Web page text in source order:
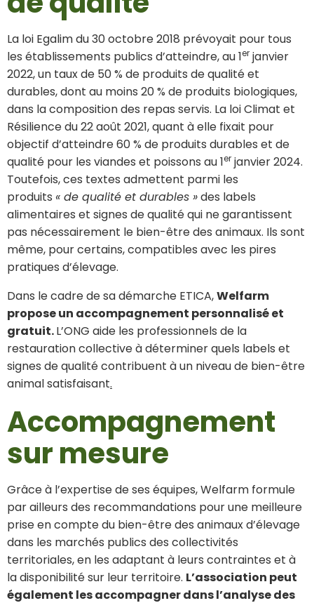
La loi Egalim du 30 octobre 2018 prévoyait pour tous
les établissements publics d’atteindre, au 1er janvier
2022, un taux de 50 % de produits de qualité et
durables, dont au moins 20 % de produits biologiques,
dans la composition des repas servis. La loi Climat et
Résilience du 22 août 2021, quant à elle fixait pour
objectif d’atteindre 60 % de produits durables et de
qualité pour les viandes et poissons au 1er janvier 2024.
Toutefois, ces textes admettent parmi les
produits « de qualité et durables »des labels
alimentaires et signes de qualité qui ne garantissent
pas nécessairement le bien-être des animaux. Ils sont
même, pour certains, compatibles avec les pires
pratiques d’élevage.
Dans le cadre de sa démarche ETICA,Welfarm
propose un accompagnement personnalisé et
gratuit.L’ONG aide les professionnels de la
restauration collective à déterminer quels labels et
signes de qualité contribuent à un niveau de bien-être
animal satisfaisant.
Accompagnement
sur mesure
Grâce à l’expertise de ses équipes, Welfarm formule
par ailleurs des recommandations pour une meilleure
prise en compte du bien-être des animaux d’élevage
dans les marchés publics des collectivités
territoriales, en les adaptant à leurs contraintes et à
la disponibilité sur leur territoire. L’association peut
également les accompagner dans l’analyse des